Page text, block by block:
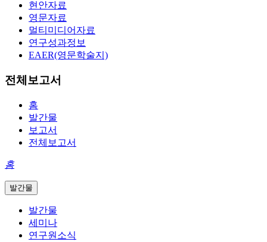
현안자료
영문자료
멀티미디어자료
연구성과정보
EAER(영문학술지)
전체보고서
홈
발간물
보고서
전체보고서
홈
발간물
발간물
세미나
연구원소식